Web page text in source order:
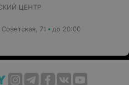
ЦЕНТР
71 до 20:00